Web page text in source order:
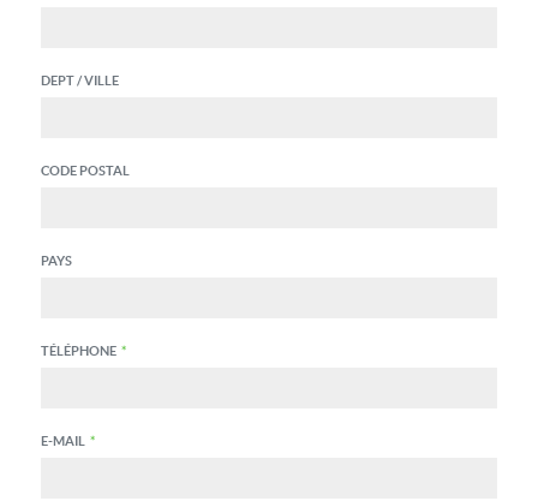
DEPT / VILLE
CODE POSTAL
PAYS
TÉLÉPHONE *
E-MAIL *